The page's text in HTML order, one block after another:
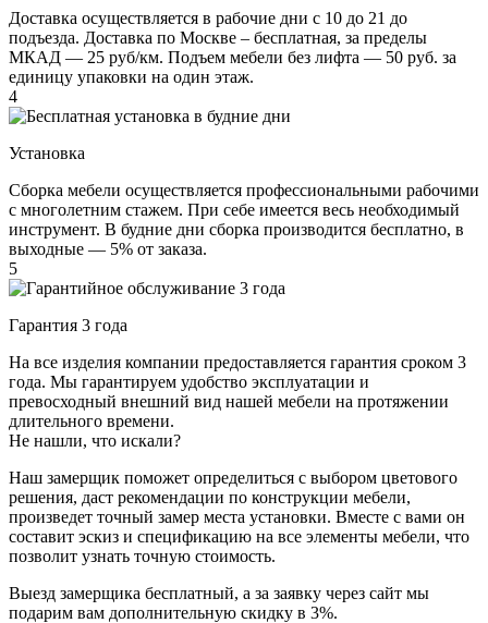
Доставка осуществляется в рабочие дни с 10 до 21 до
подъезда. Доставка по Москве – бесплатная, за пределы
МКАД — 25 руб/км. Подъем мебели без лифта — 50 руб. за
единицу упаковки на один этаж.
4
Установка
Сборка мебели осуществляется профессиональными рабочими
с многолетним стажем. При себе имеется весь необходимый
инструмент. В будние дни сборка производится бесплатно, в
выходные — 5% от заказа.
5
Гарантия 3 года
На все изделия компании предоставляется гарантия сроком 3
года. Мы гарантируем удобство эксплуатации и
превосходный внешний вид нашей мебели на протяжении
длительного времени.
Не нашли, что искали?
Наш замерщик поможет определиться с выбором цветового
решения, даст рекомендации по конструкции мебели,
произведет точный замер места установки. Вместе с вами он
составит эскиз и спецификацию на все элементы мебели, что
позволит узнать точную стоимость.
Выезд замерщика бесплатный, а за заявку через сайт мы
подарим вам дополнительную скидку в 3%.